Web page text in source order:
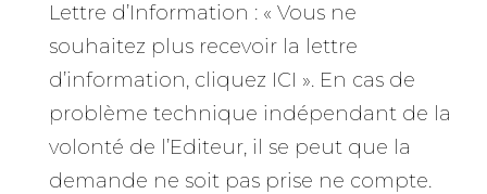
Lettre d’Information : « Vous ne
souhaitez plus recevoir la lettre
d’information, cliquez ICI ». En cas de
problème technique indépendant de la
volonté de l’Editeur, il se peut que la
demande ne soit pas prise ne compte.